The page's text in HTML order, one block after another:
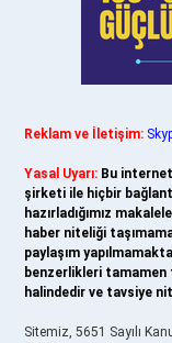
Reklam ve İletişim:
Yasal Uyarı: Bu
şirketi ile hiçbir
hazırladığımız
haber niteliği
paylaşım
benzerlikleri
halindedir ve tavsiye
Sitemiz, 5651 Sayılı